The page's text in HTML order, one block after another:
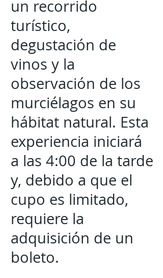
un recorrido
turístico,
degustación de
vinos y la
observación de los
murciélagos en su
hábitat natural. Esta
experiencia iniciará
a las 4:00 de la tarde
y, debido a que el
cupo es limitado,
requiere la
adquisición de un
boleto.